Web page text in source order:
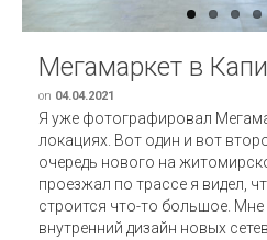
Мегамаркет в
on 04.04.2021
Я уже фотографировал
локациях. Вот один и вот
очередь нового на
проезжал по трассе я видел,
строится что-то большое.
внутренний дизайн новых